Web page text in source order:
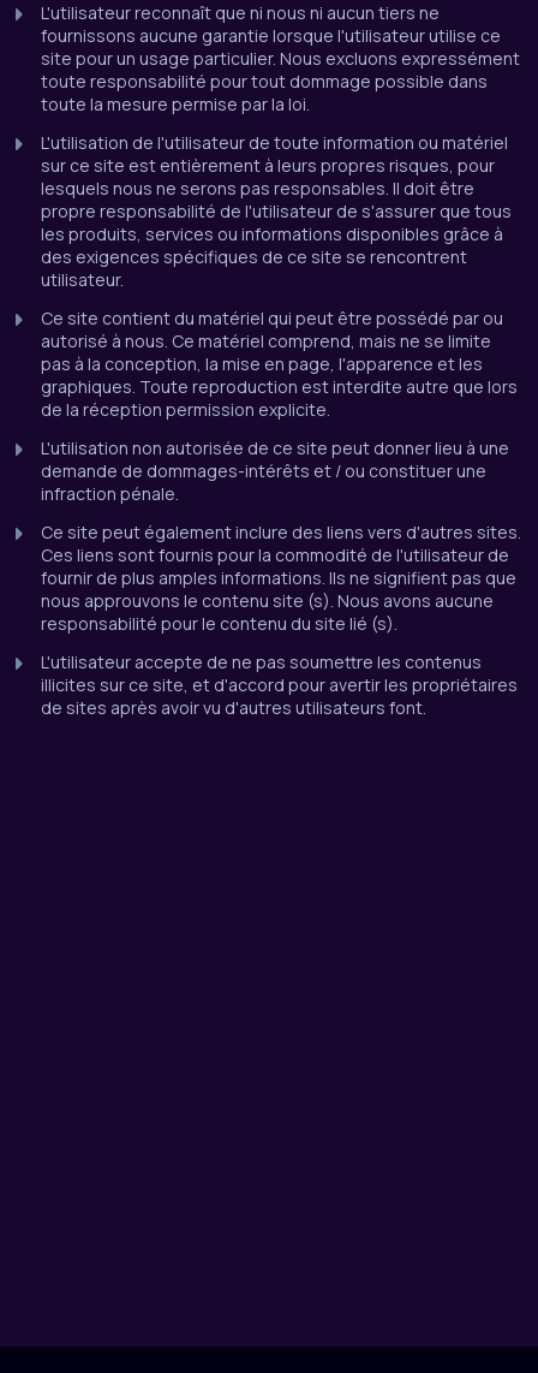
L'utilisateur reconnaît que ni nous ni aucun tiers ne
fournissons aucune garantie lorsque l'utilisateur utilise ce
site pour un usage particulier. Nous excluons expressément
toute responsabilité pour tout dommage possible dans
toute la mesure permise par la loi.
L'utilisation de l'utilisateur de toute information ou matériel
sur ce site est entièrement à leurs propres risques, pour
lesquels nous ne serons pas responsables. Il doit être
propre responsabilité de l'utilisateur de s'assurer que tous
les produits, services ou informations disponibles grâce à
des exigences spécifiques de ce site se rencontrent
utilisateur.
Ce site contient du matériel qui peut être possédé par ou
autorisé à nous. Ce matériel comprend, mais ne se limite
pas à la conception, la mise en page, l'apparence et les
graphiques. Toute reproduction est interdite autre que lors
de la réception permission explicite.
L'utilisation non autorisée de ce site peut donner lieu à une
demande de dommages-intérêts et / ou constituer une
infraction pénale.
Ce site peut également inclure des liens vers d'autres sites.
Ces liens sont fournis pour la commodité de l'utilisateur de
fournir de plus amples informations. Ils ne signifient pas que
nous approuvons le contenu site (s). Nous avons aucune
responsabilité pour le contenu du site lié (s).
L'utilisateur accepte de ne pas soumettre les contenus
illicites sur ce site, et d'accord pour avertir les propriétaires
de sites après avoir vu d'autres utilisateurs font.